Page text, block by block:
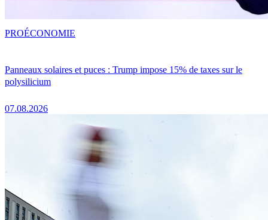
Panneaux solaires et puces : Trump impose 15% de taxes sur le
polysilicium
07.08.2026
PROÉCONOMIE